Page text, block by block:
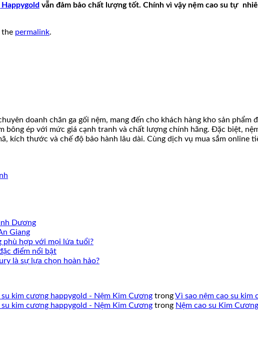
vẫn đảm bảo chất lượng tốt. Chính vì vậy nệm cao su tự
the permalink.
doanh chăn ga gối nệm, mang đến cho khách hàng kho sản
bông ép với mức giá cạnh tranh và chất lượng chính hãng. Đặc biệt,
kích thước và chế độ bảo hành lâu dài. Cùng dịch vụ mua sắm online
Dương
Giang
phù hợp với mọi lứa tuổi?
điểm nổi bật
là sự lựa chọn hoàn hảo?
kim cương happygold - Nệm Kim Cương trongVì sao nệm cao su kim
kim cương happygold - Nệm Kim Cương trong Nệm cao su Kim